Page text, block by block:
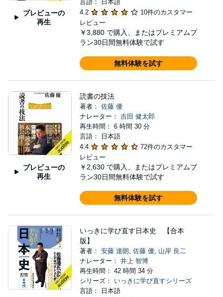
プレビューの
再生
言語： 日本語
4.2
10件のカスタマー
レビュー
￥3,880 で購入、またはプレミアムプ
ラン30日間無料体験で試す
無料体験を試す
プレビューの
再生
読書の技法
著者： 佐藤 優
ナレーター： 吉田 健太郎
再生時間： 6 時間 30 分
言語： 日本語
4.4
72件のカスタマー
レビュー
￥2,630 で購入、またはプレミアムプ
ラン30日間無料体験で試す
無料体験を試す
いっきに学び直す日本史 【合本
版】
著者： 安藤 達朗, 佐藤 優, 山岸 良二
ナレーター： 井上 智博
再生時間： 42 時間 34 分
シリーズ： いっきに学び直すシリーズ
言語： 日本語